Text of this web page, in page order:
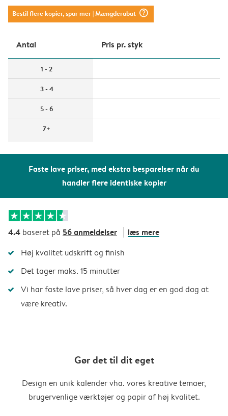
Faste lave priser, med ekstra besparelser når du
handler flere identiske kopier
Bestil flere kopier, spar mer| Mængderabat question_mark_circle
Antal Pris pr. styk
1 - 2
3 - 4
5 - 6
7+
4.4 baseret på 56 anmeldelser læs mere
Høj kvalitet udskrift og finish
Det tager maks. 15 minutter
Vi har faste lave priser, så hver dag er en god dag at
være kreativ.
Gør det til dit eget
Design en unik kalender vha. vores kreative temaer,
brugervenlige værktøjer og papir af høj kvalitet.